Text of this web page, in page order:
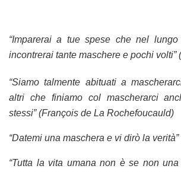
“Imparerai a tue spese che nel
incontrerai tante maschere e pochi
“Siamo talmente abituati a
altri che finiamo col mascherarci
stessi” (François de La Rochefoucauld)
“Datemi una maschera e vi dirò la
“Tutta la vita umana non è se non